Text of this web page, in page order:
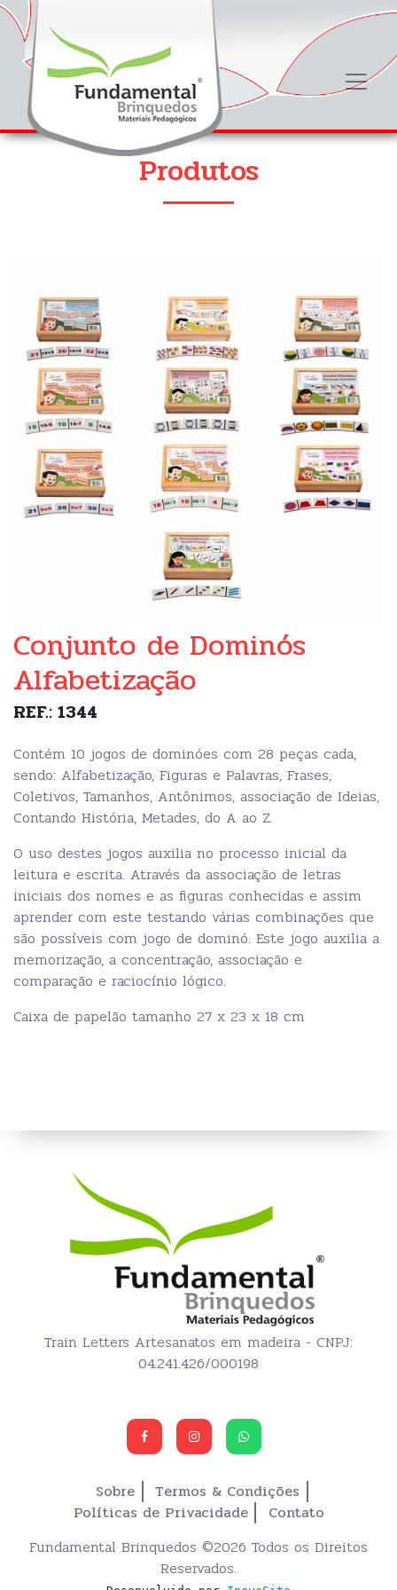
Produtos
Conjunto de Dominós
Alfabetização
REF.: 1344
Contém 10 jogos de dominóes com 28 peças cada,
sendo: Alfabetização, Figuras e Palavras, Frases,
Coletivos, Tamanhos, Antônimos, associação de Ideias,
Contando História, Metades, do A ao Z.
O uso destes jogos auxilia no processo inicial da
leitura e escrita. Através da associação de letras
iniciais dos nomes e as figuras conhecidas e assim
aprender com este testando várias combinações que
são possíveis com jogo de dominó. Este jogo auxilia a
memorização, a concentração, associação e
comparação e raciocínio lógico.
Caixa de papelão tamanho 27 x 23 x 18 cm
Train Letters Artesanatos em madeira - CNPJ:
04.241.426/000198
Sobre
Termos & Condições
Políticas de Privacidade
Contato
Fundamental Brinquedos ©2026 Todos os Direitos
Reservados.